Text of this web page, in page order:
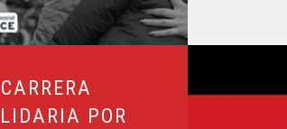
POR